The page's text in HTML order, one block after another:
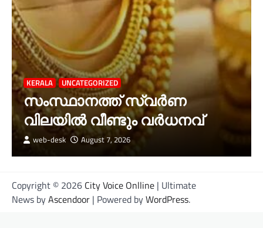
KERALA UNCATEGORIZED
സംസ്ഥാനത്ത് സ്വർണ
വിലയിൽ വീണ്ടും വർധനവ്
web-desk August 7, 2026
Copyright © 2026 City Voice Onlline | Ultimate
News byAscendoor | Powered byWordPress.